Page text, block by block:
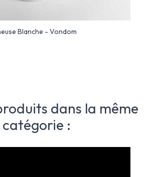
Blanche - Vondom
dans la même
catégorie :